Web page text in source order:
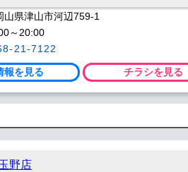
山県津山市河辺759-1
～20:00
21-7122
報を見る チラシを見る
野店